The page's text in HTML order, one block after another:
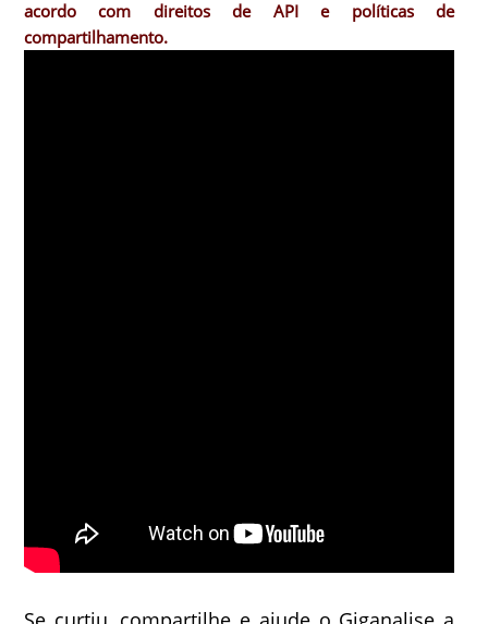
acordo com direitos de API e políticas de
compartilhamento.